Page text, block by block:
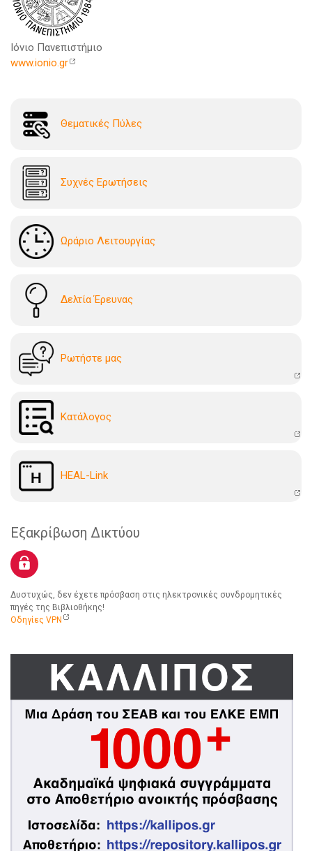
Ιόνιο Πανεπιστήμιο
www.ionio.gr
Θεματικές Πύλες
Συχνές Ερωτήσεις
Ωράριο Λειτουργίας
Δελτία Έρευνας
Ρωτήστε μας
Kατάλογoς
HEAL-Link
Εξακρίβωση Δικτύου
Δυστυχώς, δεν έχετε πρόσβαση στις ηλεκτρονικές συνδρομητικές
πηγές της Βιβλιοθήκης!
Οδηγίες VPN